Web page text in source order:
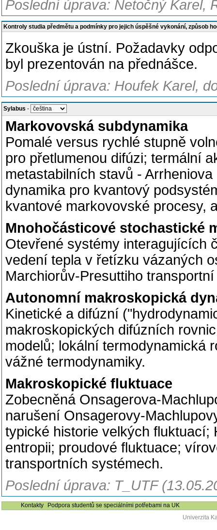
Poslední úprava: Netočný Karel,
Kontroly studia předmětu a podmínky pro jejich úspěšné vykonání, způsob
Zkouška je ústní. Požadavky
byl prezentován na přednášce.
Poslední úprava: Houfek Karel,
Sylabus -
Markovovská subdynamika
Pomalé versus rychlé stupně
pro přetlumenou difúzi; termální
metastabilních stavů -
dynamika pro kvantový
kvantové markovovské procesy,
Mnohočásticové stochastické
Otevřené systémy interagujících
vedení tepla v řetízku vázaných
Marchiorův-Presuttiho
Autonomní makroskopická
Kinetické a difúzní
makroskopických difúzních
modelů; lokální termodynamická
vážné termodynamiky.
Makroskopické fluktuace
Zobecněná Onsagerova-
narušení Onsagerovy-
typické historie velkých fluktuací;
entropii; proudové fluktuace;
transportních systémech.
Poslední úprava: T_UTF
Kontakty
Podpora studentů se speciálními potřebami na UK
Univerzita